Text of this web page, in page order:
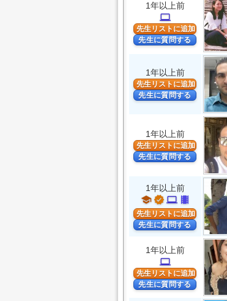
1年以上前
computer
先生リストに追加
先生に質問する
1年以上前
先生リストに追加
先生に質問する
1年以上前
先生リストに追加
先生に質問する
1年以上前
school verified computer theaters
先生リストに追加
先生に質問する
1年以上前
computer
先生リストに追加
先生に質問する